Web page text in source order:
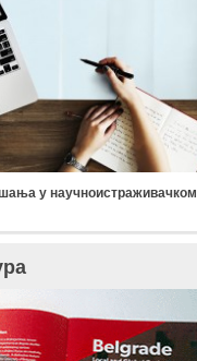
у научноистраживачком